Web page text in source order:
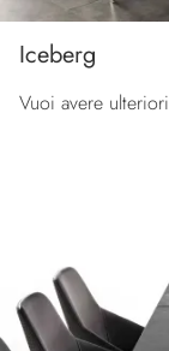
Iceberg